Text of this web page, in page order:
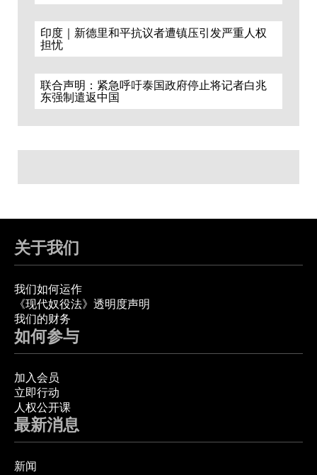
印度｜新德里和平抗议者遭镇压引发严重人权
担忧
联合声明：紧急呼吁泰国政府停止将记者白兆
东强制遣返中国
关于我们
我们如何运作
《现代奴役法》透明度声明
我们的财务
如何参与
加入会员
立即行动
人权公开课
最新消息
新闻